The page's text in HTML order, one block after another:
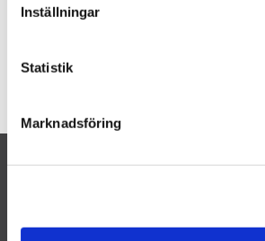
Inställningar
Statistik
Marknadsföring